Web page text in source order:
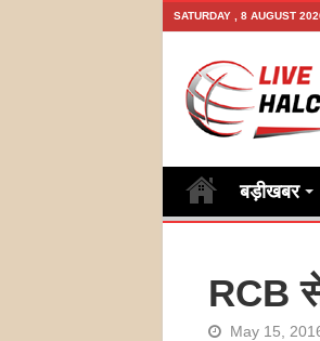
SATURDAY , 8 AUGUST
बड़ीखबर
RCB से
May 15,